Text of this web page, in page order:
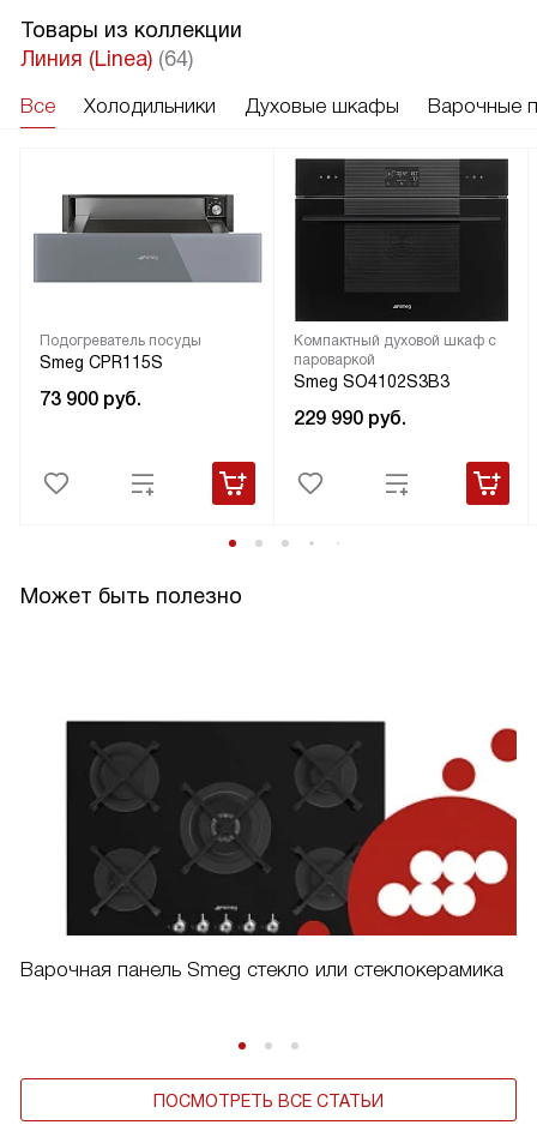
Товары из коллекции
Линия (Linea) (64)
Все Холодильники Духовые шкафы Варочные
Подогреватель посуды
Smeg CPR115S
73 900 руб.
Компактный духовой шкаф с
пароваркой
Smeg SO4102S3B3
229 990 руб.
Может быть полезно
Варочная панель Smeg стекло или стеклокерамика
ПОСМОТРЕТЬ ВСЕ СТАТЬИ